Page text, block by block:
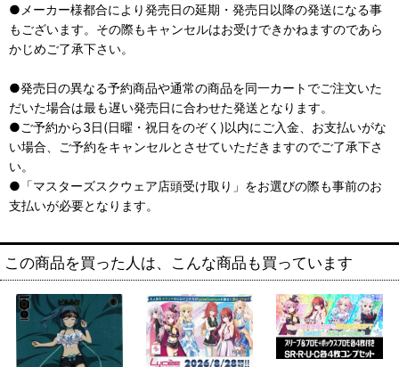
●メーカー様都合により発売日の延期・発売日以降の発送になる事
もございます。その際もキャンセルはお受けできかねますのであら
かじめご了承下さい。
●発売日の異なる予約商品や通常の商品を同一カートでご注文いた
だいた場合は最も遅い発売日に合わせた発送となります。
●ご予約から3日(日曜・祝日をのぞく)以内にご入金、お支払いがな
い場合、ご予約をキャンセルとさせていただきますのでご了承下さ
い。
●「マスターズスクウェア店頭受け取り」をお選びの際も事前のお
支払いが必要となります。
この商品を買った人は、こんな商品も買っています